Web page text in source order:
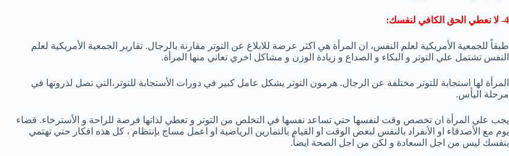
4- لا نعطي الحق الكافي لنفسك:
طبقاً للجمعية الأمريكية لعلم النفس، ان المرأة هي اكثر عرضة للابلاغ عن التوتر مقارنة بالرجال. تقارير الجمعية الأمريكية لعلم
النفس تشتمل علي التوتر و البكاء و الصداع و زيادة الوزن و مشاكل اخري تعاني منها المرأة.
المرأة لها استجابة للتوتر مختلفة عن الرجال. هرمون التوتر يشكل عامل كبير في دورات الأستجابة للتوتر،التي تصل لذروتها في
مرحلة اليأس.
يجب علي المرأة ان تخصص وقت لنفسها حتي تساعد نفسها في التخلص من التوتر و تعطي لذاتها فرصة للراحة و الأسترخاء. قضاء
يوم مع الأصدقاء او الأنفراد بالنفس لبعض الوقت او القيام بالتمارين الرياضية او اعمل مساج بإنتظام ، كل هذه افكار حتي تهتمي
بنفسك ليس من اجل السعادة و لكن من اجل الصحة ايضاً.